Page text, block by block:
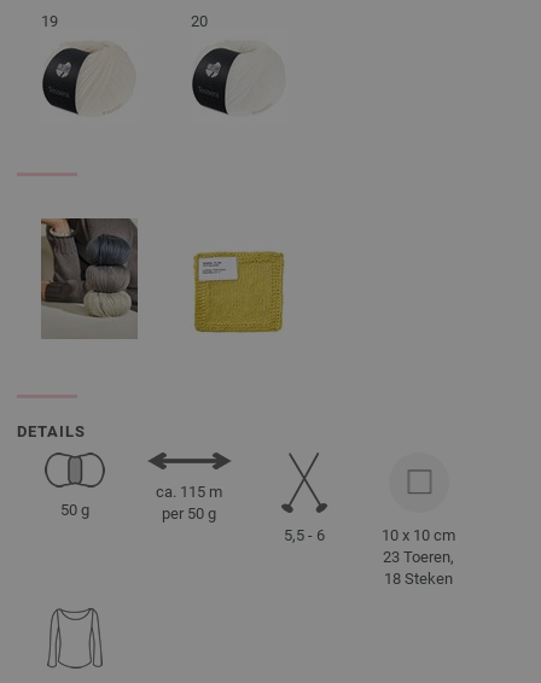
19 20
DETAILS
50 g
ca. 115 m
per 50 g
5,5 - 6
10 x 10 cm
23 Toeren,
18 Steken